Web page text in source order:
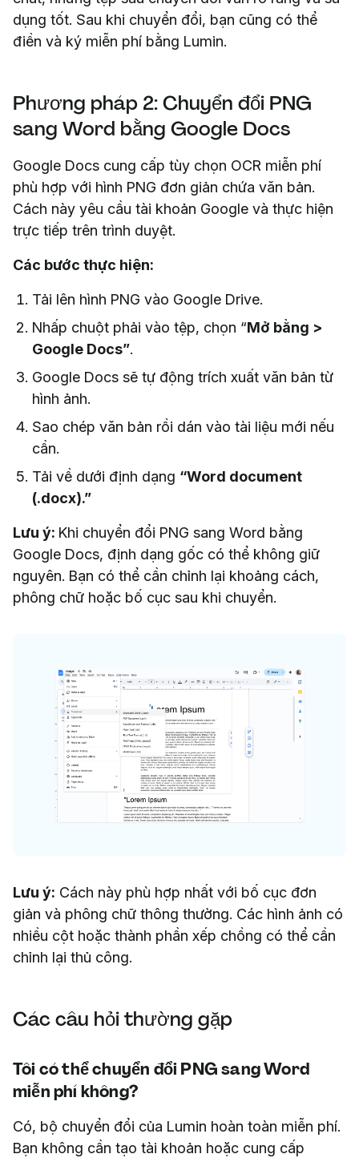
dụng tốt. Sau khi chuyển đổi, bạn cũng có thể
điền và ký miễn phí bằng Lumin.
Phương pháp 2: Chuyển đổi PNG
sang Word bằng Google Docs
Google Docs cung cấp tùy chọn OCR miễn phí
phù hợp với hình PNG đơn giản chứa văn bản.
Cách này yêu cầu tài khoản Google và thực hiện
trực tiếp trên trình duyệt.
Các bước thực hiện:
Tải lên hình PNG vào Google Drive.
Nhấp chuột phải vào tệp, chọn “Mở bằng >
Google Docs”.
Google Docs sẽ tự động trích xuất văn bản từ
hình ảnh.
Sao chép văn bản rồi dán vào tài liệu mới nếu
cần.
Tải về dưới định dạng “Word document
(.docx).”
Lưu ý: Khi chuyển đổi PNG sang Word bằng
Google Docs, định dạng gốc có thể không giữ
nguyên. Bạn có thể cần chỉnh lại khoảng cách,
phông chữ hoặc bố cục sau khi chuyển.
Lưu ý: Cách này phù hợp nhất với bố cục đơn
giản và phông chữ thông thường. Các hình ảnh có
nhiều cột hoặc thành phần xếp chồng có thể cần
chỉnh lại thủ công.
Các câu hỏi thường gặp
Tôi có thể chuyển đổi PNG sang Word
miễn phí không?
Có, bộ chuyển đổi của Lumin hoàn toàn miễn phí.
Bạn không cần tạo tài khoản hoặc cung cấp